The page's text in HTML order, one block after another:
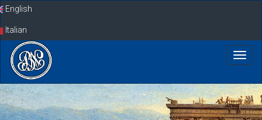
SkipEnglish
Italian